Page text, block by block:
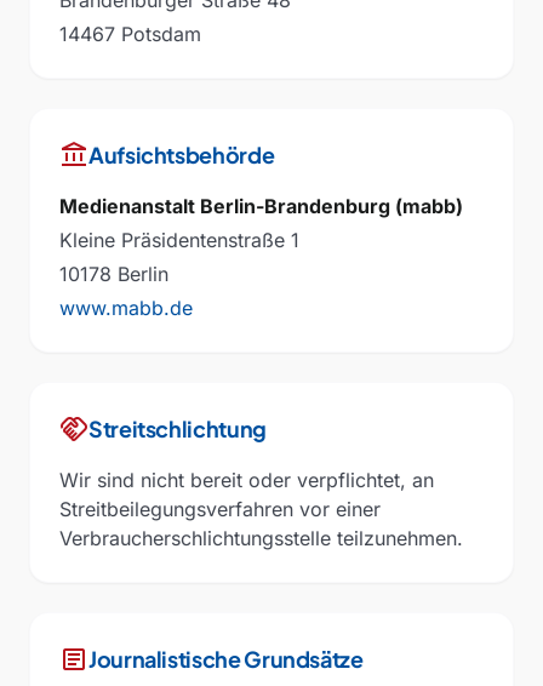
14467 Potsdam
account_balanceAufsichtsbehörde
Medienanstalt Berlin-Brandenburg (mabb)
Kleine Präsidentenstraße 1
10178 Berlin
www.mabb.de
handshakeStreitschlichtung
Wir sind nicht bereit oder verpflichtet, an
Streitbeilegungsverfahren vor einer
Verbraucherschlichtungsstelle teilzunehmen.
articleJournalistische Grundsätze